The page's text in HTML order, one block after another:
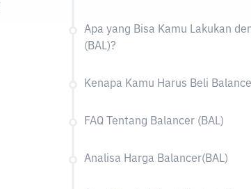
Apa yang Bisa Kamu Lakukan
(BAL)?
Kenapa Kamu Harus Beli
FAQ Tentang Balancer (BAL)
Analisa Harga Balancer(BAL)